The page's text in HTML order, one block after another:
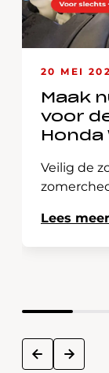
20 MEI
Maak
voor
Honda
Veilig de
Lees meer
prev next